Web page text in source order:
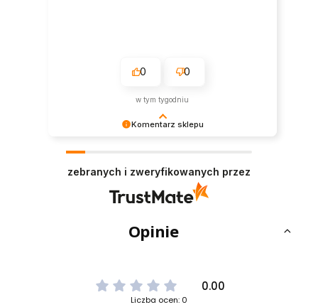
Komentarz sklepu
że jesteśmy na właściwym torze :) Z
pozdrowieniami, obsługa sklepu.
0 0
w tym tygodniu
zebranych i zweryfikowanych przez
Opinie
0.00
Liczba ocen: 0